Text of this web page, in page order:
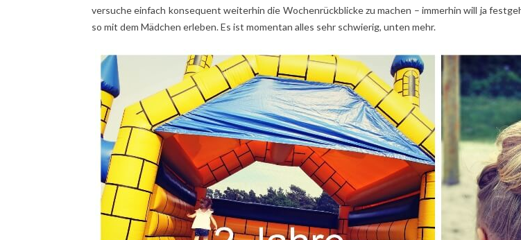
versuche einfach konsequent weiterhin die Wochenrückblicke zu machen – immerhin will ja
so mit dem Mädchen erleben. Es ist momentan alles sehr schwierig, unten mehr.